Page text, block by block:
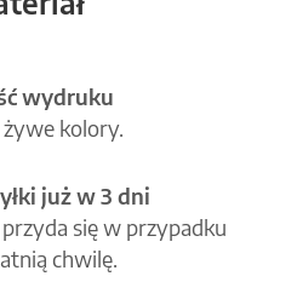
wydruku
kolory.
już w 3 dni
się w przypadku
chwilę.